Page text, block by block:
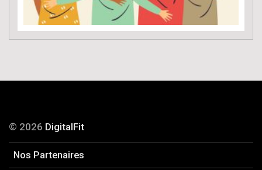
© 2026 DigitalFit
Nos Partenaires